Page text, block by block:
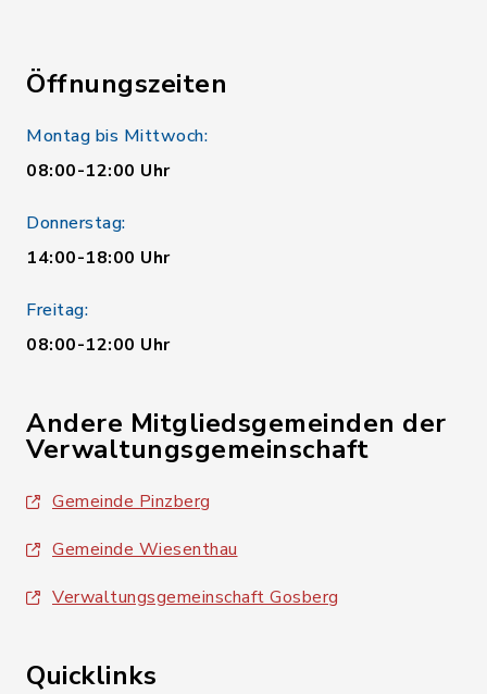
Öffnungszeiten
Montag bis Mittwoch:
08:00-12:00 Uhr
Donnerstag:
14:00-18:00 Uhr
Freitag:
08:00-12:00 Uhr
Andere Mitgliedsgemeinden der
Verwaltungsgemeinschaft
Gemeinde Pinzberg
Gemeinde Wiesenthau
Verwaltungsgemeinschaft Gosberg
Quicklinks